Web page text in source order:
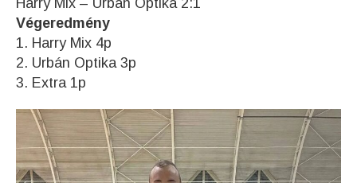
Harry Mix – Urbán Optika 2:1
Végeredmény
1. Harry Mix 4p
2. Urbán Optika 3p
3. Extra 1p